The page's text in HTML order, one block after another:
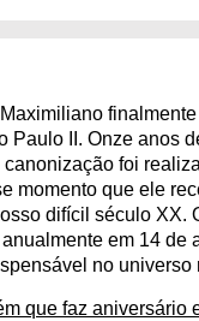
Paulo II. Onze anos
foi
momento que ele
difícil século XX.
em 14 de
no universo
que faz aniversário